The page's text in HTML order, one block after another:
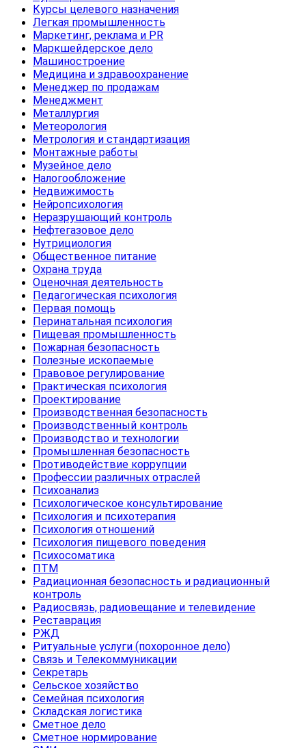
Курсы целевого назначения
Легкая промышленность
Маркетинг, реклама и PR
Маркшейдерское дело
Машиностроение
Медицина и здравоохранение
Менеджер по продажам
Менеджмент
Металлургия
Метеорология
Метрология и стандартизация
Монтажные работы
Музейное дело
Налогообложение
Недвижимость
Нейропсихология
Неразрушающий контроль
Нефтегазовое дело
Нутрициология
Общественное питание
Охрана труда
Оценочная деятельность
Педагогическая психология
Первая помощь
Перинатальная психология
Пищевая промышленность
Пожарная безопасность
Полезные ископаемые
Правовое регулирование
Практическая психология
Проектирование
Производственная безопасность
Производственный контроль
Производство и технологии
Промышленная безопасность
Противодействие коррупции
Профессии различных отраслей
Психоанализ
Психологическое консультирование
Психология и психотерапия
Психология отношений
Психология пищевого поведения
Психосоматика
ПТМ
Радиационная безопасность и радиационный
контроль
Радиосвязь, радиовещание и телевидение
Реставрация
РЖД
Ритуальные услуги (похоронное дело)
Связь и Телекоммуникации
Секретарь
Сельское хозяйство
Семейная психология
Складская логистика
Сметное дело
Сметное нормирование